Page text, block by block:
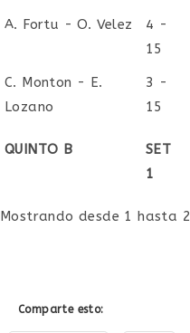
A. Fortu - O. Velez
4 -
15
C. Monton - E.
Lozano
3 -
15
QUINTO B
SET
1
Mostrando desde 1 hasta
Comparte esto: